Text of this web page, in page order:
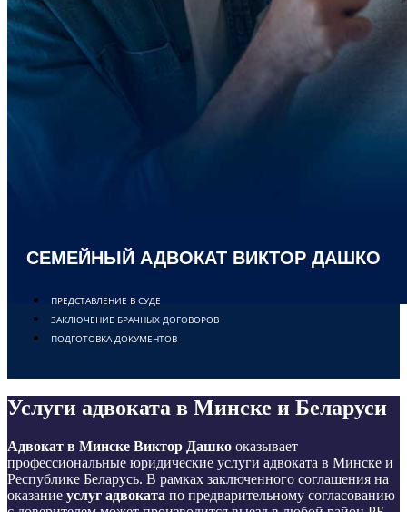
СЕМЕЙНЫЙ АДВОКАТ ВИКТОР ДАШКО
ПРЕДСТАВЛЕНИЕ В СУДЕ
ЗАКЛЮЧЕНИЕ БРАЧНЫХ ДОГОВОРОВ
ПОДГОТОВКА ДОКУМЕНТОВ
Услуги адвоката в Минске и Беларуси
Адвокат в Минске Виктор Дашко оказывает
профессиональные юридические услуги адвоката в Минске и
Республике Беларусь. В рамках заключенного соглашения на
оказание услуг адвоката по предварительному согласованию